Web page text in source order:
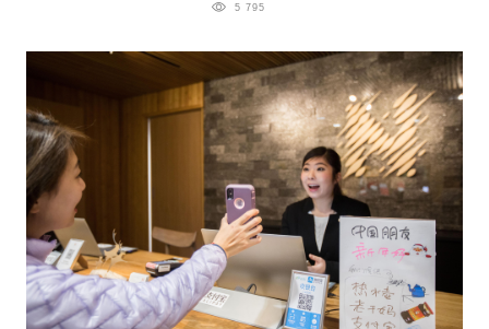
5 795